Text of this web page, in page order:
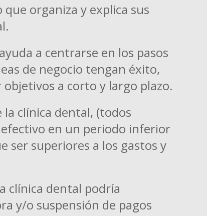
organiza y explica sus
a centrarse en los pasos
de negocio tengan éxito,
a corto y largo plazo.
clínica dental, (todos
en un periodo inferior
ser superiores a los gastos y
clínica dental podría
y/o suspensión de pagos